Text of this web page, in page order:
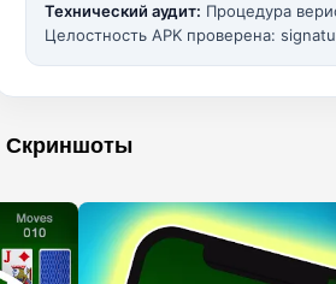
Технический аудит: Процедура
Целостность APK проверена:
Скриншоты